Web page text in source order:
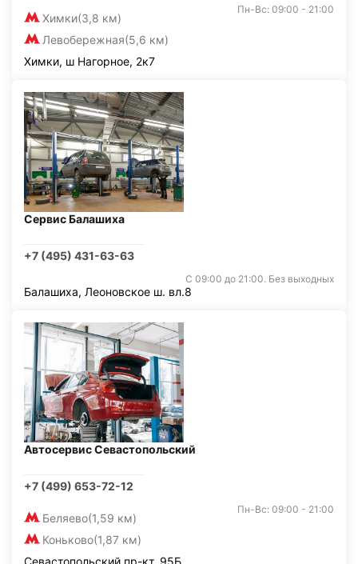
Химки(3,8 км)
Левобережная(5,6 км)
Пн-Вс: 09:00 - 21:00
Химки, ш Нагорное, 2к7
Сервис Балашиха
+7 (495) 431-63-63
С 09:00 до 21:00. Без выходных
Балашиха, Леоновское ш. вл.8
Автосервис Севастопольский
+7 (499) 653-72-12
Беляево(1,59 км)
Коньково(1,87 км)
Пн-Вс: 09:00 - 21:00
Севастопольский пр-кт, 95Б